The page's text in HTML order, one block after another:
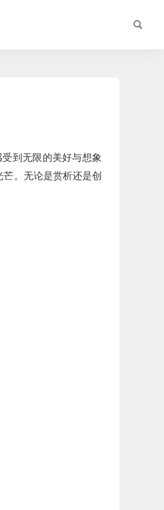
到无限的美好与想象
。无论是赏析还是创